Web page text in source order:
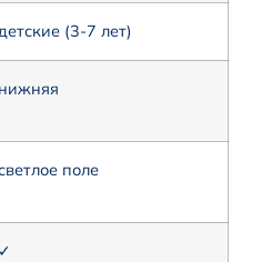
(3-7 лет)
нижняя
поле
✓